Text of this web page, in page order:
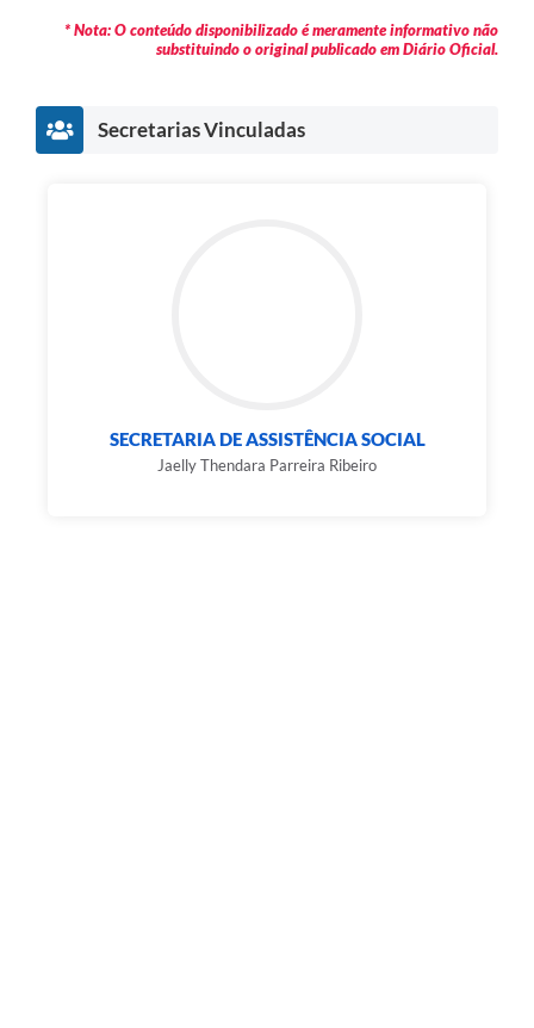
* Nota: O conteúdo disponibilizado é meramente informativo não
substituindo o original publicado em Diário Oficial.
Secretarias Vinculadas
SECRETARIA DE ASSISTÊNCIA SOCIAL
Jaelly Thendara Parreira Ribeiro